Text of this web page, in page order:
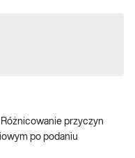
przyczyn
po podaniu